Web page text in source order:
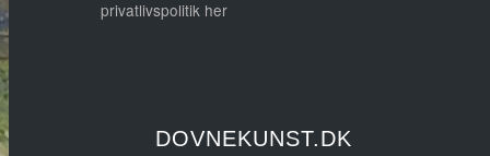
privatlivspolitik her
DOVNEKUNST.DK